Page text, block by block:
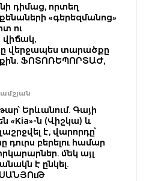
դիմաց, որտեղ
«գերեզմանոց»
ու
վերջապես տարածքը
ՖՈՏՈՌԵՊՈՐՏԱԺ,
Երևանում. Գայի
«Kia»-ն (Վիշկա) և
է, վարորդը՝
դուրս բերելու համար
մեկ այլ
է ընկել.